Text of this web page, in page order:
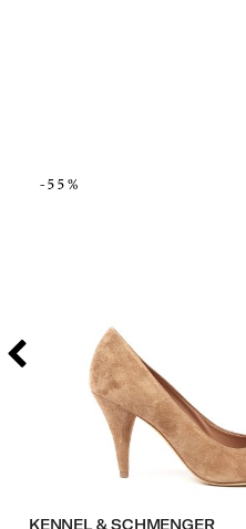
-55%
KENNEL & SCHMENGER